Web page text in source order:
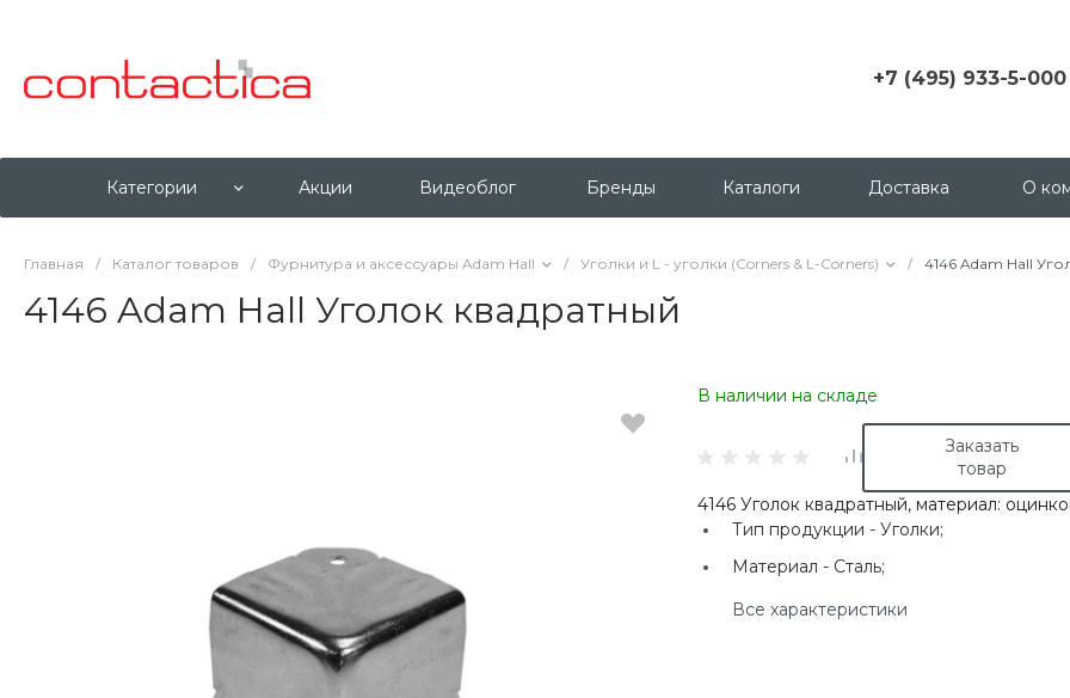
+7 (495) 933-5-000
г. Москва, ул.
Грузинский пер., д. 3 c1,
офис 158
+7 (923) 335-50-00
г. Красноярск, ул.
Партизана Железняка, д.
+7 (343) 288-65-00
Клары Цеткин, д. 4
Категории Акции Видеоблог Бренды Каталоги Доставка О
Главная / Каталог товаров / Фурнитура и аксессуары Adam Hall / Уголки и L - уголки (Corners & L-Corners) / 4146 Adam Hall
4146 Adam Hall Уголок квадратный
В наличии на складе
Заказать
товар
4146 Уголок квадратный, материал:
Тип продукции -Уголки;
Материал - Сталь;
Все характеристики